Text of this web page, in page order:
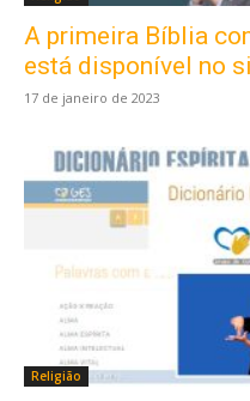
A primeira Bíblia
está disponível no
17 de janeiro de 2023
Religião